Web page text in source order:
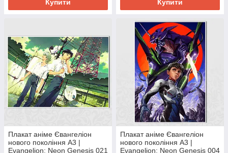
Купити Купити
Плакат аніме Євангеліон
нового покоління А3 |
Evangelion: Neon Genesis 021
Плакат аніме Євангеліон
нового покоління А3 |
Evangelion: Neon Genesis 004